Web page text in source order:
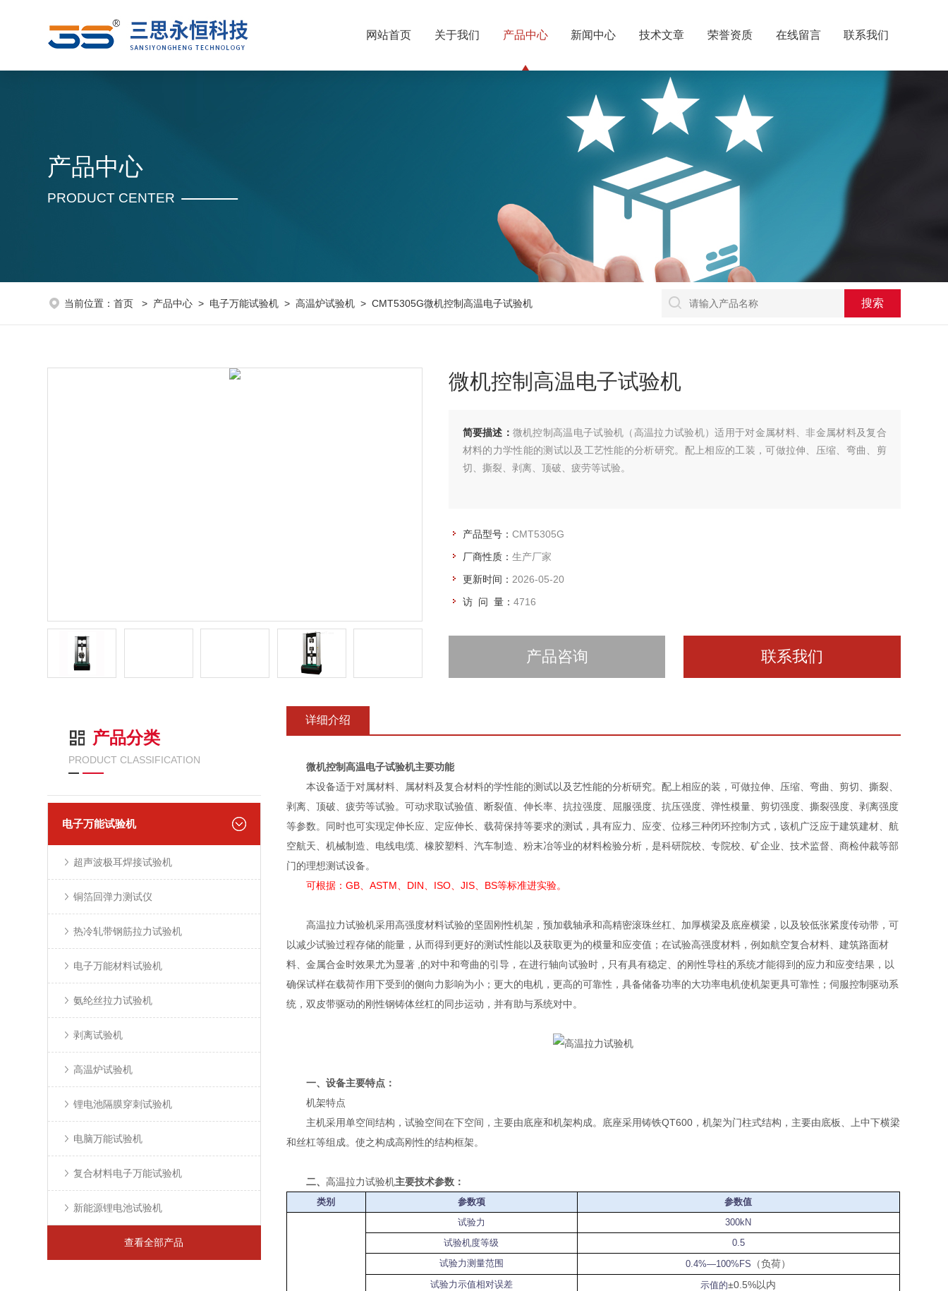
网站首页 关于我们 产品中心 新闻中心 技术文章 荣誉资质 在线留言 联系我们
产品中心
PRODUCT CENTER
当前位置：首页 > 产品中心 > 电子万能试验机 >高温炉试验机 > CMT5305G微机控制高温电子试验机
微机控制高温电子试验机
简要描述： 微机控制高温电子试验机（高温拉力试验机）适⽤于对⾦属材料、⾮⾦属材料及复合
材料的⼒学性能的测试以及⼯艺性能的分析研究。配上相应的⼯装，可做拉伸、压缩、弯曲、剪
切、撕裂、剥离、顶破、疲劳等试验。
产品型号： CMT5305G
厂商性质： 生产厂家
更新时间： 2026-05-20
访 问 量： 4716
产品咨询 联系我们
产品分类
PRODUCT CLASSIFICATION
电子万能试验机
超声波极耳焊接试验机
铜箔回弹力测试仪
热冷轧带钢筋拉力试验机
电子万能材料试验机
氨纶丝拉力试验机
剥离试验机
高温炉试验机
锂电池隔膜穿刺试验机
电脑万能试验机
复合材料电子万能试验机
新能源锂电池试验机
查看全部产品
详细介绍
微机控制高温电子试验机主要功能
本设备适于对属材料、属材料及复合材料的学性能的测试以及艺性能的分析研究。配上相应的装，可做拉伸、压缩、弯曲、剪切、撕裂、
剥离、顶破、疲劳等试验。可动求取试验值、断裂值、伸长率、抗拉强度、屈服强度、抗压强度、弹性模量、剪切强度、撕裂强度、剥离强度
等参数。同时也可实现定伸长应、定应伸长、载荷保持等要求的测试，具有应力、应变、位移三种闭环控制方式，该机广泛应于建筑建材、航
空航天、机械制造、电线电缆、橡胶塑料、汽车制造、粉末冶等业的材料检验分析，是科研院校、专院校、矿企业、技术监督、商检仲裁等部
门的理想测试设备。
可根据：GB、ASTM、DIN、ISO、JIS、BS等标准进实验。
高温拉力试验机采用高强度材料试验的坚固刚性机架，预加载轴承和高精密滚珠丝杠、加厚横梁及底座横梁，以及较低张紧度传动带，可
以减少试验过程存储的能量，从而得到更好的测试性能以及获取更为的模量和应变值；在试验高强度材料，例如航空复合材料、建筑路面材
料、金属合金时效果尤为显著 ,的对中和弯曲的引导，在进行轴向试验时，只有具有稳定、的刚性导柱的系统才能得到的应力和应变结果，以
确保试样在载荷作用下受到的侧向力影响为小；更大的电机，更高的可靠性，具备储备功率的大功率电机使机架更具可靠性；伺服控制驱动系
统，双皮带驱动的刚性钢铸体丝杠的同步运动，并有助与系统对中。
一、设备主要特点：
机架特点
主机采用单空间结构，试验空间在下空间，主要由底座和机架构成。底座采用铸铁QT600，机架为门柱式结构，主要由底板、上中下横梁
和丝杠等组成。使之构成高刚性的结构框架。
二、 高温拉力试验机主要技术参数：
类别 参数项 参数值
试验力
300kN
试验机度等级
0.5
试验力测量范围
0.4%—100%FS （负荷）
试验力示值相对误差 示值的±0.5%以内